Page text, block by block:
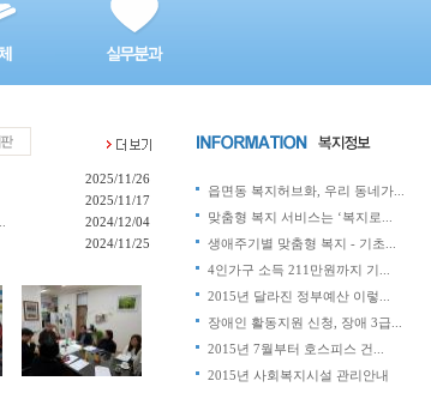
2025/11/26
2025/11/17
2024/12/04
2024/11/25
읍면동 복지허브화, 우리 동네가...
맞춤형 복지 서비스는 ‘복지로...
생애주기별 맞춤형 복지 - 기초...
4인가구 소득 211만원까지 기...
2015년 달라진 정부예산 이렇...
장애인 활동지원 신청, 장애 3급...
2015년 7월부터 호스피스 건...
2015년 사회복지시설 관리안내